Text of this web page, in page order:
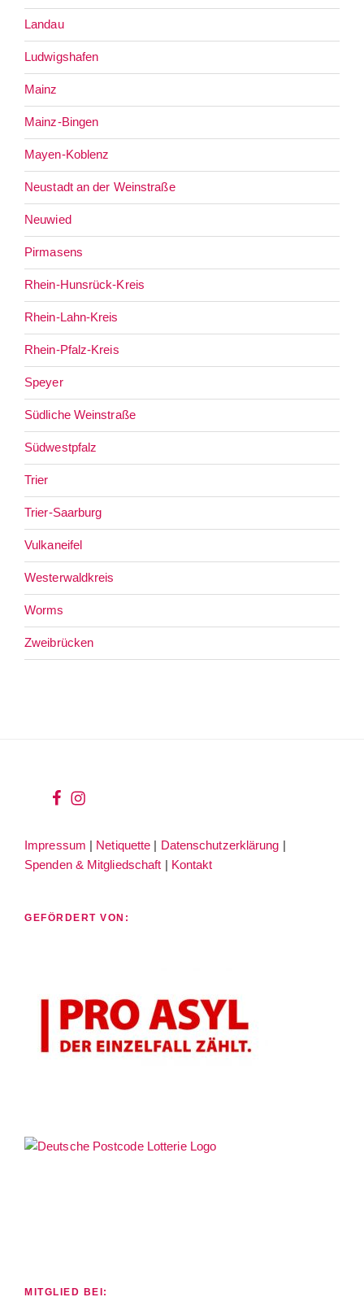
Landau
Ludwigshafen
Mainz
Mainz-Bingen
Mayen-Koblenz
Neustadt an der Weinstraße
Neuwied
Pirmasens
Rhein-Hunsrück-Kreis
Rhein-Lahn-Kreis
Rhein-Pfalz-Kreis
Speyer
Südliche Weinstraße
Südwestpfalz
Trier
Trier-Saarburg
Vulkaneifel
Westerwaldkreis
Worms
Zweibrücken
wir
facebook
wir
instagram
Impressum | Netiquette | Datenschutzerklärung |
Spenden & Mitgliedschaft | Kontakt
GEFÖRDERT VON:
MITGLIED BEI: